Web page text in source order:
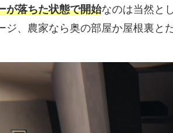
が落ちた状態で開始なのは当然と
ジ、農家なら奥の部屋か屋根裏と